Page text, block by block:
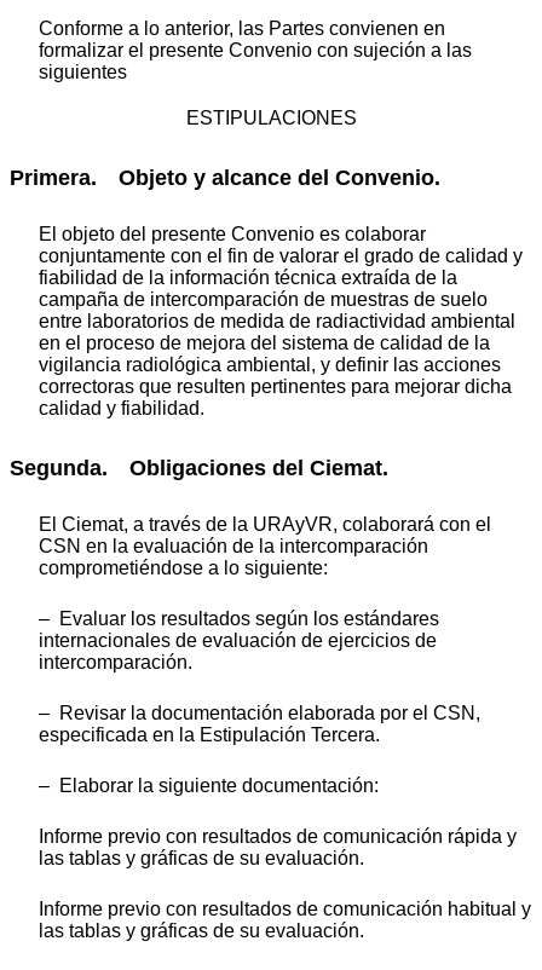
Conforme a lo anterior, las Partes convienen en
formalizar el presente Convenio con sujeción a las
siguientes
ESTIPULACIONES
Primera. Objeto y alcance del Convenio.
El objeto del presente Convenio es colaborar
conjuntamente con el fin de valorar el grado de calidad y
fiabilidad de la información técnica extraída de la
campaña de intercomparación de muestras de suelo
entre laboratorios de medida de radiactividad ambiental
en el proceso de mejora del sistema de calidad de la
vigilancia radiológica ambiental, y definir las acciones
correctoras que resulten pertinentes para mejorar dicha
calidad y fiabilidad.
Segunda. Obligaciones del Ciemat.
El Ciemat, a través de la URAyVR, colaborará con el
CSN en la evaluación de la intercomparación
comprometiéndose a lo siguiente:
– Evaluar los resultados según los estándares
internacionales de evaluación de ejercicios de
intercomparación.
– Revisar la documentación elaborada por el CSN,
especificada en la Estipulación Tercera.
– Elaborar la siguiente documentación:
Informe previo con resultados de comunicación rápida y
las tablas y gráficas de su evaluación.
Informe previo con resultados de comunicación habitual y
las tablas y gráficas de su evaluación.